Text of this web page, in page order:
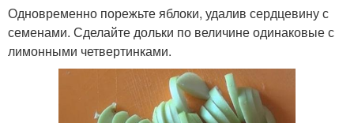
Одновременно порежьте яблоки, удалив сердцевину с
семенами. Сделайте дольки по величине одинаковые с
лимонными четвертинками.